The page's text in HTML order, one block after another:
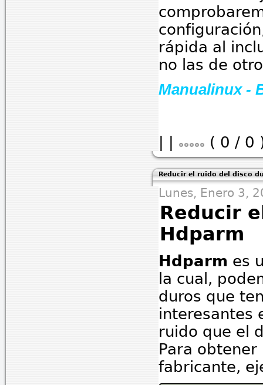
rápida al
no las de
Manualinux -
( 0 / 0
Reducir el ruido del disco
Lunes, Enero 3,
Reducir
Hdparm
Hdparm es
la cual,
duros que
interesantes
ruido que el
Para
fabricante,